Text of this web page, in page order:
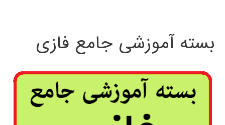
بسته آموزشی جامع فازی